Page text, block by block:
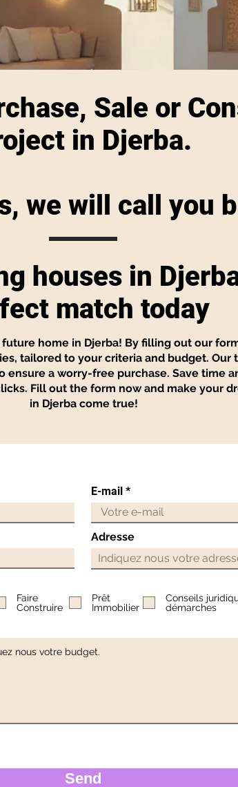
Sale or
in Djerba.
we will call you
houses in
match today
home in Djerba! By filling out our
tailored to your criteria and budget. Our
a worry-free purchase. Save time
Fill out the form now and make your
in Djerba come true!
E-mail
Adresse
Faire
Construire
Prêt
Immobilier
Conseils
démarches
Send